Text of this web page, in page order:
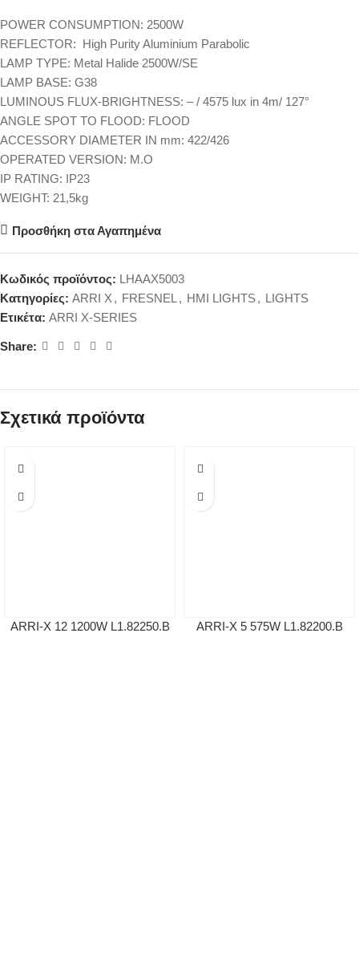
POWER CONSUMPTION: 2500W
REFLECTOR: High Purity Aluminium Parabolic
LAMP TYPE: Metal Halide 2500W/SE
LAMP BASE: G38
LUMINOUS FLUX-BRIGHTNESS: – / 4575 lux in 4m/ 127°
ANGLE SPOT TO FLOOD: FLOOD
ACCESSORY DIAMETER IN mm: 422/426
OPERATED VERSION: M.O
IP RATING: IP23
WEIGHT: 21,5kg
Προσθήκη στα Αγαπημένα
Κωδικός προϊόντος: LHAAX5003
Κατηγορίες: ARRI X , FRESNEL , HMI LIGHTS, LIGHTS
Ετικέτα: ARRI X-SERIES
Share:
Σχετικά προϊόντα
ARRI-X 12 1200W L1.82250.B ARRI-X 5 575W L1.82200.B